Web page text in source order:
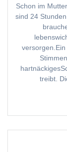
Schon im
sind 24
treibt.